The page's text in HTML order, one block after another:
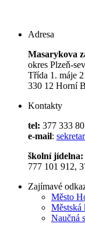
Adresa
Masarykova
okres Plzeň-
Třída 1. máje
330 12 Horní
Kontakty
tel: 377 333
e-mail:
školní jídelna:
777 101 912,
Zajímavé
Město
Městská
Naučná